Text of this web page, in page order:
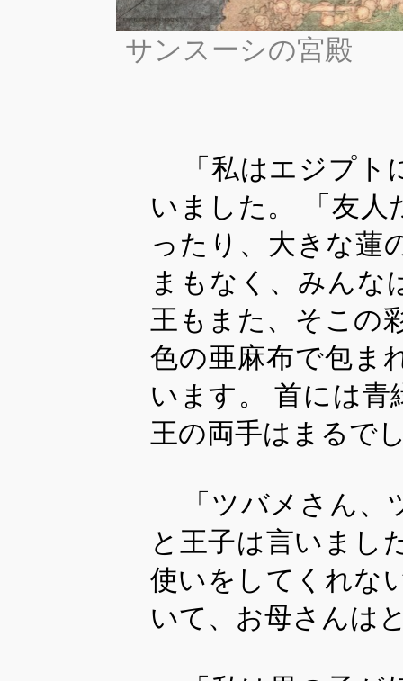
サンスーシの宮殿
「私はエジプ
いました。 「友人
ったり、大きな蓮
まもなく、みんな
王もまた、そこの
色の亜麻布で包ま
います。 首には青
王の両手はまるで
「ツバメさん
と王子は言いまし
使いをしてくれな
いて、お母さんは